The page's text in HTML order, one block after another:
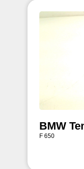
BMW
F 650